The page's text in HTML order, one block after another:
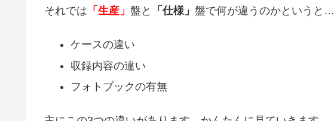
それでは 「生産」 盤と 「仕様」 盤で何が違うのかというと…
ケースの違い
収録内容の違い
フォトブックの有無